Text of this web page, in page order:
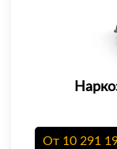
От 10 291